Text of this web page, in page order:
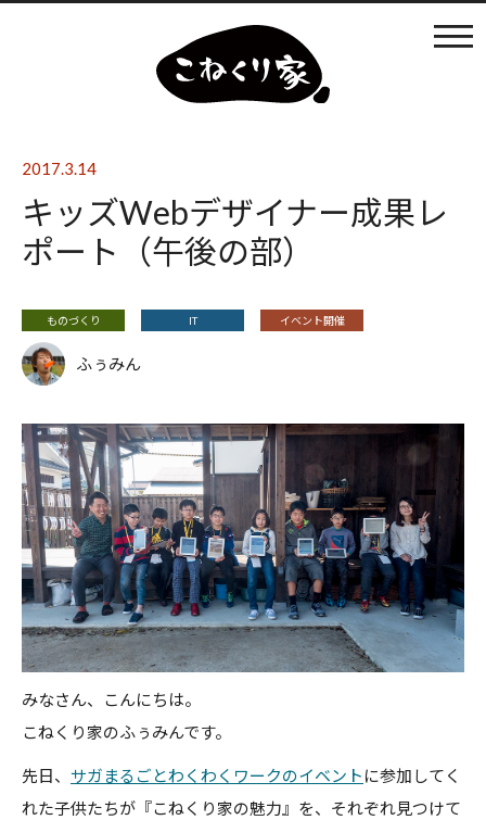
カフェ利用
ものづくり
まなびば
日々のブログ
0952-37-6905
2017.3.14
キッズWebデザイナー成果レ
ポート（午後の部）
ものづくり IT イベント開催
ふぅみん
みなさん、こんにちは。
こねくり家のふぅみんです。
先日、 サガまるごとわくわくワークのイベント に参加してく
れた子供たちが『こねくり家の魅力』を、それぞれ見つけて